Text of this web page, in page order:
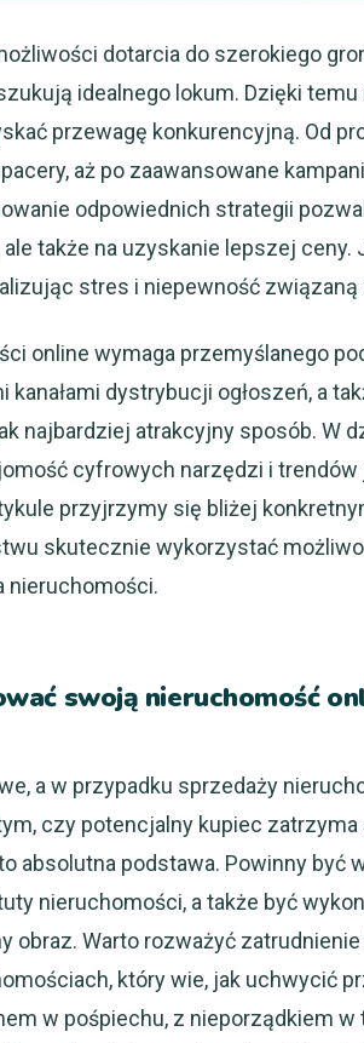
dotarcia do szerokiego
idealnego lokum. Dzięki
przewagę konkurencyjną. Od
aż po zaawansowane
odpowiednich strategii
także na uzyskanie lepszej
stres i niepewność związaną
online wymaga przemyślanego
dystrybucji ogłoszeń, a
najbardziej atrakcyjny sposób. W
cyfrowych narzędzi i
przyjrzymy się bliżej
skutecznie wykorzystać
nieruchomości.
swoją nieruchomość
a w przypadku sprzedaży
czy potencjalny kupiec zatrzyma
absolutna podstawa. Powinny być
nieruchomości, a także być
obraz. Warto rozważyć
który wie, jak uchwycić
w pośpiechu, z nieporządkiem w